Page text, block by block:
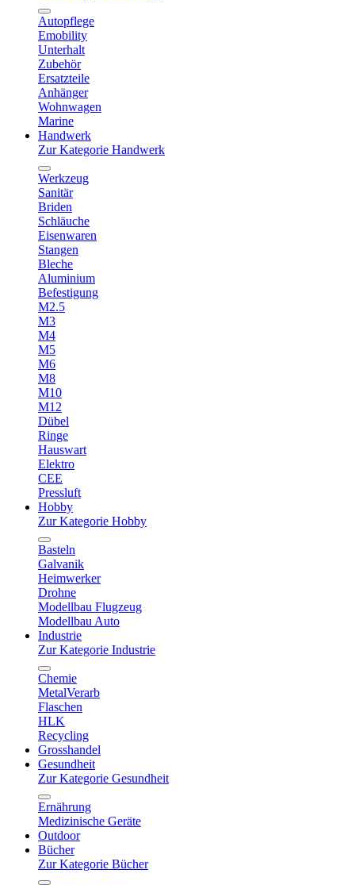
Autopflege
Emobility
Unterhalt
Zubehör
Ersatzteile
Anhänger
Wohnwagen
Marine
Handwerk
Zur Kategorie Handwerk
Werkzeug
Sanitär
Briden
Schläuche
Eisenwaren
Stangen
Bleche
Aluminium
Befestigung
M2.5
M3
M4
M5
M6
M8
M10
M12
Dübel
Ringe
Hauswart
Elektro
CEE
Pressluft
Hobby
Zur Kategorie Hobby
Basteln
Galvanik
Heimwerker
Drohne
Modellbau Flugzeug
Modellbau Auto
Industrie
Zur Kategorie Industrie
Chemie
MetalVerarb
Flaschen
HLK
Recycling
Grosshandel
Gesundheit
Zur Kategorie Gesundheit
Ernährung
Medizinische Geräte
Outdoor
Bücher
Zur Kategorie Bücher